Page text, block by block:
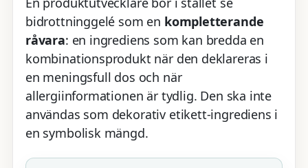
bidrottninggelé som en kompletterande
råvara: en ingrediens som kan bredda en
kombinationsprodukt när den deklareras i
en meningsfull dos och när
allergiinformationen är tydlig. Den ska inte
användas som dekorativ etikett-ingrediens i
en symbolisk mängd.